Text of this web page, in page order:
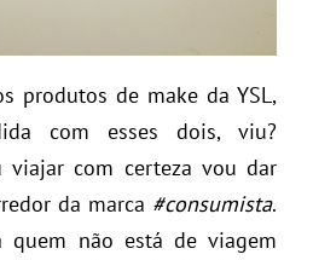
produtos de make da YSL,
com esses dois, viu?
viajar com certeza vou dar
da marca #consumista.
quem não está de viagem